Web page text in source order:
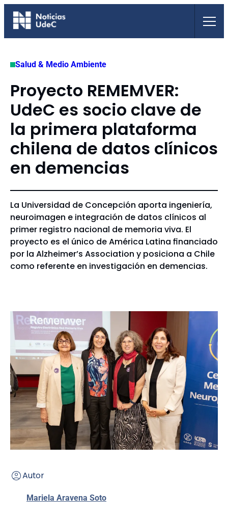
Saltar
Salud & Medio Ambiente
Proyecto REMEMVER:
UdeC es socio clave de
la primera plataforma
chilena de datos clínicos
en demencias
La Universidad de Concepción aporta ingeniería,
neuroimagen e integración de datos clínicos al
primer registro nacional de memoria viva. El
proyecto es el único de América Latina financiado
por la Alzheimer’s Association y posiciona a Chile
como referente en investigación en demencias.
Autor
Mariela Aravena Soto